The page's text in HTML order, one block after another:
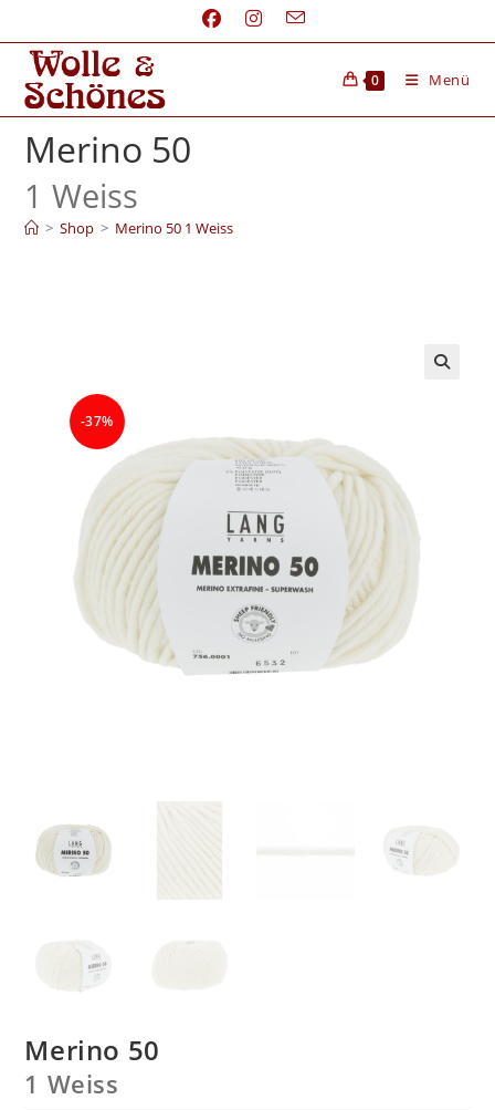
0 Menü
Merino 50
1 Weiss
> Shop > Merino 50 1 Weiss
-37%
Merino 50
1 Weiss